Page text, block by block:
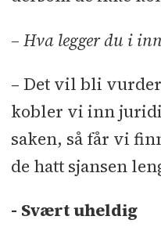
– Hva legger du i
– Det vil bli
kobler vi inn
saken, så får vi
de hatt sjansen
- Svært uheldig